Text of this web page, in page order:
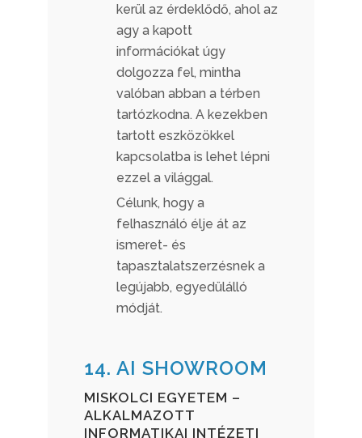
kerül az érdeklődő, ahol az
agy a kapott
információkat úgy
dolgozza fel, mintha
valóban abban a térben
tartózkodna. A kezekben
tartott eszközökkel
kapcsolatba is lehet lépni
ezzel a világgal.
Célunk, hogy a
felhasználó élje át az
ismeret- és
tapasztalatszerzésnek a
legújabb, egyedülálló
módját.
14. AI SHOWROOM
MISKOLCI EGYETEM –
ALKALMAZOTT
INFORMATIKAI INTÉZETI